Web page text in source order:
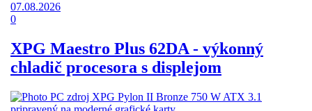
07.08.2026
0
XPG Maestro Plus 62DA - výkonný
chladič procesora s displejom